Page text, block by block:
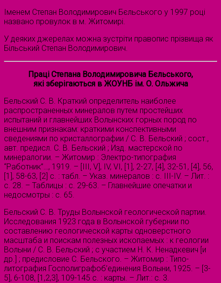
Іменем Степан Володимирович Бєльського у 1997 році
названо провулок в м. Житомирі.
У деяких джерелах можна зустріти правопис прізвища як
Більський Степан Володимирович.
Праці Степана Володимировича Бєльського,
які зберігаються в ЖОУНБ ім. О. Ольжича
Бельский С. В. Краткий определитель наиболее
распространенных минералов путем простейших
испытаний и главнейших Волынских горных пород по
внешним признакам: краткими конспективными
сведениями по кристаллографии / С. В. Бельский ; сост.,
авт. предисл. С. В. Бельский ; Изд. мастерской по
минералогии. – Житомир : Электро-типография
“Работник”…, 1919. – [III, V], IV, VI, [1], 2-27, [4], 32-51, [4], 56,
[1], 58-63, [2] с. : табл. – Указ. минералов : с. III-IV. – Лит. :
с. 28. – Таблицы : с. 29-63. – Главнейшие опечатки и
недосмотры : с. 65.
Бельский С. В. Труды Волынской геологической партии.
Исследования 1923 года в Волынской губернии по
составлению геологической карты одноверстного
масштаба и поискам полезных ископаемых : к геологии
Волыни / С. В. Бельский ; с участием Н. К. Ненадкевич [и
др.] ; предисловие С. Бельского. – Житомир : Типо-
литография Госполиграфоб’единения Волыни, 1925. – [3-
5], 6-108, [1,2,3], 109-145 с. : карты. – Лит.: с. 3.